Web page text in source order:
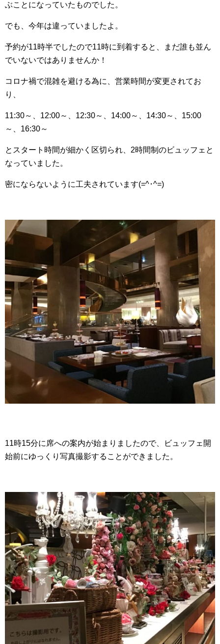
ぶことになっていたものでした。
でも、今年は違っていましたよ。
予約が11時半でしたので11時に到着すると、まだ誰も並ん
でいないではありませんか！
コロナ禍で混雑を避ける為に、営業時間が変更されてお
り、
11:30～、12:00～、12:30～、14:00～、14:30～、15:00
～、16:30～
とスタート時間が細かく区切られ、2時間制のビュッフェと
なっていました。
密にならないように工夫されています(=^･^=)
11時15分に席への案内が始まりましたので、ビュッフェ開
始前にゆっくり写真撮影することができました。